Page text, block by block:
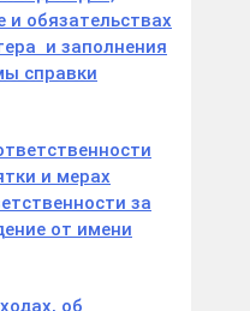
и обязательствах
и заполнения
справки
и мерах
за
от имени
об